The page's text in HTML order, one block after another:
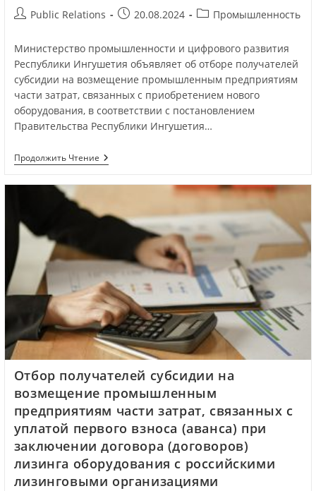
Public Relations 20.08.2024 Промышленность
Министерство промышленности и цифрового развития
Республики Ингушетия объявляет об отборе получателей
субсидии на возмещение промышленным предприятиям
части затрат, связанных с приобретением нового
оборудования, в соответствии с постановлением
Правительства Республики Ингушетия…
Продолжить Чтение
Отбор получателей субсидии на
возмещение промышленным
предприятиям части затрат, связанных с
уплатой первого взноса (аванса) при
заключении договора (договоров)
лизинга оборудования с российскими
лизинговыми организациями